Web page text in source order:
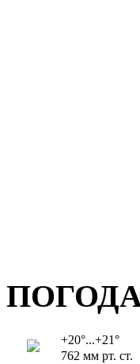
+20°...+21°
762 мм рт. ст.